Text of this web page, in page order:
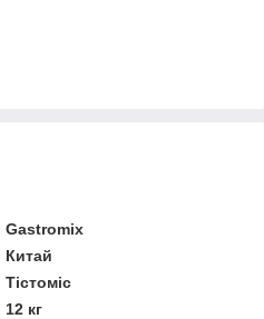
Gastromix
Китай
Тістоміс
12 кг